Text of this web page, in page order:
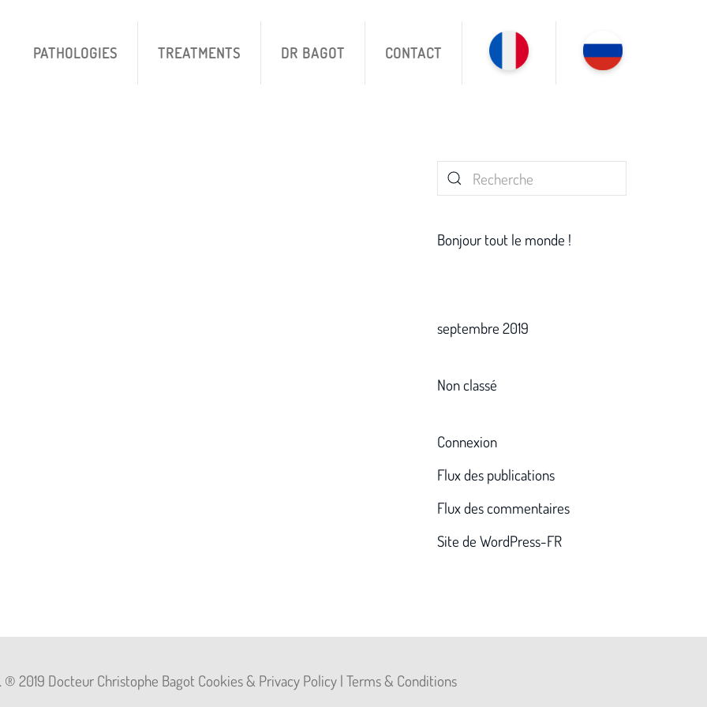
PATHOLOGIES TREATMENTS DR BAGOT CONTACT
Bonjour tout le monde !
septembre 2019
Non classé
Connexion
Flux des publications
Flux des commentaires
Site de WordPress-FR
2019 Docteur Christophe Bagot Cookies & Privacy Policy | Terms & Conditions